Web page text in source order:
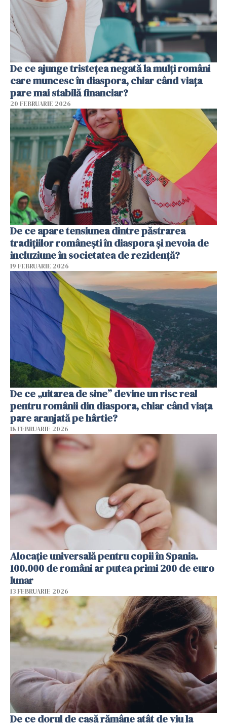
De ce ajunge tristețea negată la mulți români
care muncesc în diaspora, chiar când viața
pare mai stabilă financiar?
20 FEBRUARIE 2026
De ce apare tensiunea dintre păstrarea
tradițiilor românești în diaspora și nevoia de
incluziune în societatea de rezidență?
19 FEBRUARIE 2026
De ce „uitarea de sine” devine un risc real
pentru românii din diaspora, chiar când viața
pare aranjată pe hârtie?
18 FEBRUARIE 2026
Alocație universală pentru copii în Spania.
100.000 de români ar putea primi 200 de euro
lunar
13 FEBRUARIE 2026
De ce dorul de casă rămâne atât de viu la